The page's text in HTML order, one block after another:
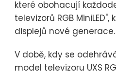
které obohacují
televizorů RGB
displejů nové generace.
V době, kdy se
model televizoru UXS